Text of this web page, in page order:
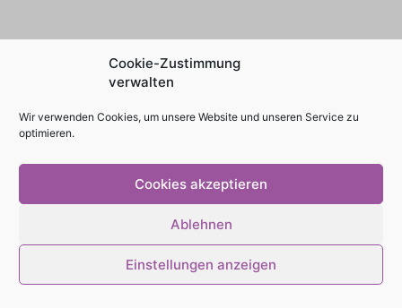
Cookie-Zustimmung
verwalten
Wir verwenden Cookies, um unsere Website und unseren Service zu
optimieren.
Cookies akzeptieren
Ablehnen
Einstellungen anzeigen